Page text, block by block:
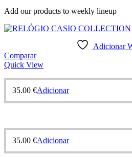
Add our products to weekly lineup
Adicionar
Comparar
Quick View
35.00 €Adicionar
35.00 €Adicionar